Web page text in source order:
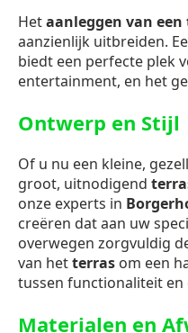
Hetaanleggen van een
aanzienlijk uitbreiden.
biedt een perfecte plek
entertainment, en het
Ontwerp en Stijl
Of u nu een kleine,
groot, uitnodigend
onze experts in
creëren dat aan uw
overwegen zorgvuldig
van hetterras om een
tussen functionaliteit en
Materialen en